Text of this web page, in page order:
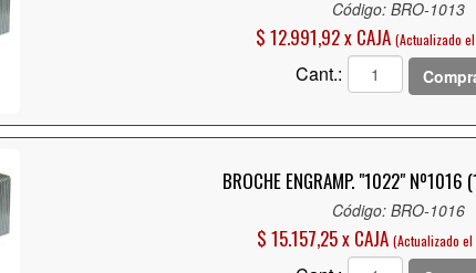
Código: BRO-1013
$ 12.991,92 x CAJA (Actualizado
Cant.:
BROCHE ENGRAMP. "1022"
Código: BRO-1016
$ 15.157,25 x CAJA (Actualizado